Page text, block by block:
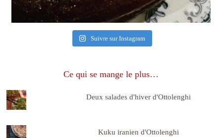
Suivre sur Instagram
Ce qui se mange le plus…
Deux salades d'hiver d'Ottolenghi
Kuku iranien d'Ottolenghi